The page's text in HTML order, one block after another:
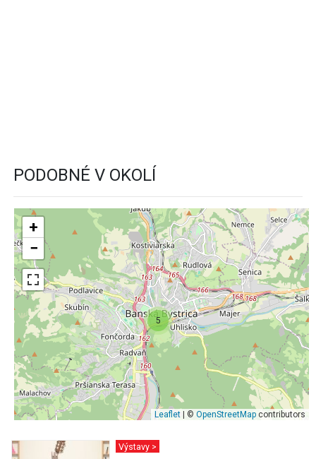
PODOBNÉ V OKOLÍ
5
+
−
Leaflet | © OpenStreetMap contributors
Výstavy >